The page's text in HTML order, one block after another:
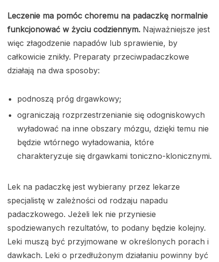
Leczenie ma pomóc choremu na padaczkę normalnie
funkcjonować w życiu codziennym. Najważniejsze jest
więc złagodzenie napadów lub sprawienie, by
całkowicie znikły. Preparaty przeciwpadaczkowe
działają na dwa sposoby:
podnoszą próg drgawkowy;
ograniczają rozprzestrzenianie się odogniskowych
wyładować na inne obszary mózgu, dzięki temu nie
będzie wtórnego wyładowania, które
charakteryzuje się drgawkami toniczno-klonicznymi.
Lek na padaczkę jest wybierany przez lekarze
specjalistę w zależności od rodzaju napadu
padaczkowego. Jeżeli lek nie przyniesie
spodziewanych rezultatów, to podany będzie kolejny.
Leki muszą być przyjmowane w określonych porach i
dawkach. Leki o przedłużonym działaniu powinny być